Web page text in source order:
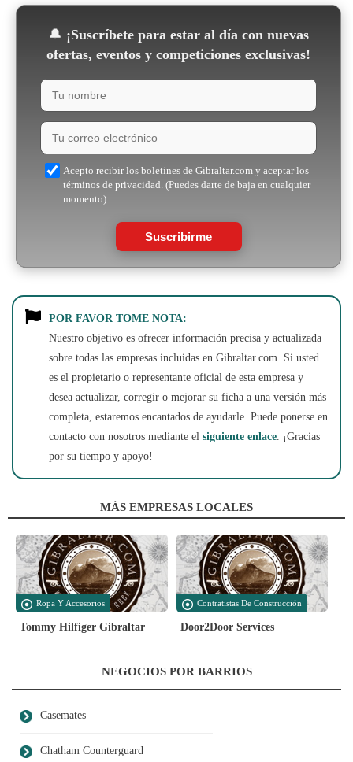
🔔 ¡Suscríbete para estar al día con nuevas
ofertas, eventos y competiciones exclusivas!
Acepto recibir los boletines de Gibraltar.com y aceptar los
términos de privacidad. (Puedes darte de baja en cualquier
momento)
Suscribirme
POR FAVOR TOME NOTA:
Nuestro objetivo es ofrecer información precisa y actualizada
sobre todas las empresas incluidas en Gibraltar.com. Si usted
es el propietario o representante oficial de esta empresa y
desea actualizar, corregir o mejorar su ficha a una versión más
completa, estaremos encantados de ayudarle. Puede ponerse en
contacto con nosotros mediante el siguiente enlace. ¡Gracias
por su tiempo y apoyo!
MÁS EMPRESAS LOCALES
Ropa Y Accesorios
Tommy Hilfiger Gibraltar
Contratistas De Construcción
Door2Door Services
NEGOCIOS POR BARRIOS
Casemates
Chatham Counterguard